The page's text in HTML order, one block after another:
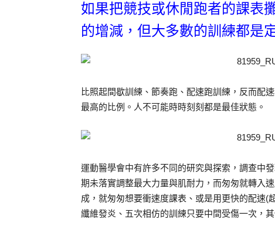
如果把競技或休閒跑者的課表
的增減，但大多數的訓練都是
比照起間歇訓練、節奏跑、配速跑訓練，反而配
最高的比例。人不可能時時刻刻都是最佳狀態。
運動醫學會中有許多不同的研究與探索，調查中
期未落實調整最大力量與肌耐力，而匆匆就轉入
成，就匆匆想要衝速度課表、或是用更快的配速
纖維發炎、五次相仿的訓練只要中間受傷一次，